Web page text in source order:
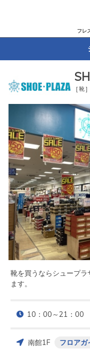
フレ
[ 靴 ]
靴を買うならシュープ
ます。
10：00～21：00
南館1F フロアガ